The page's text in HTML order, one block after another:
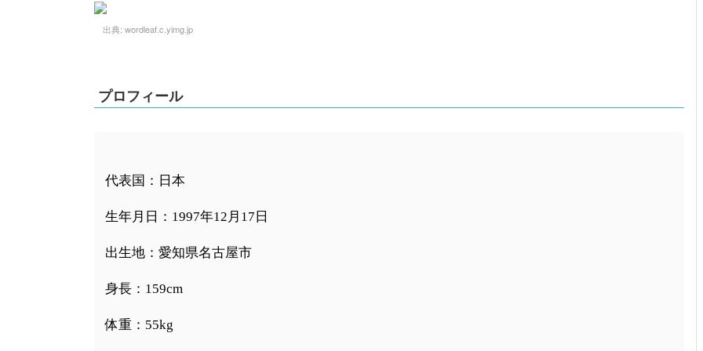
出典: wordleaf.c.yimg.jp
プロフィール
代表国：日本
生年月日：1997年12月17日
出生地：愛知県名古屋市
身長：159cm
体重：55kg